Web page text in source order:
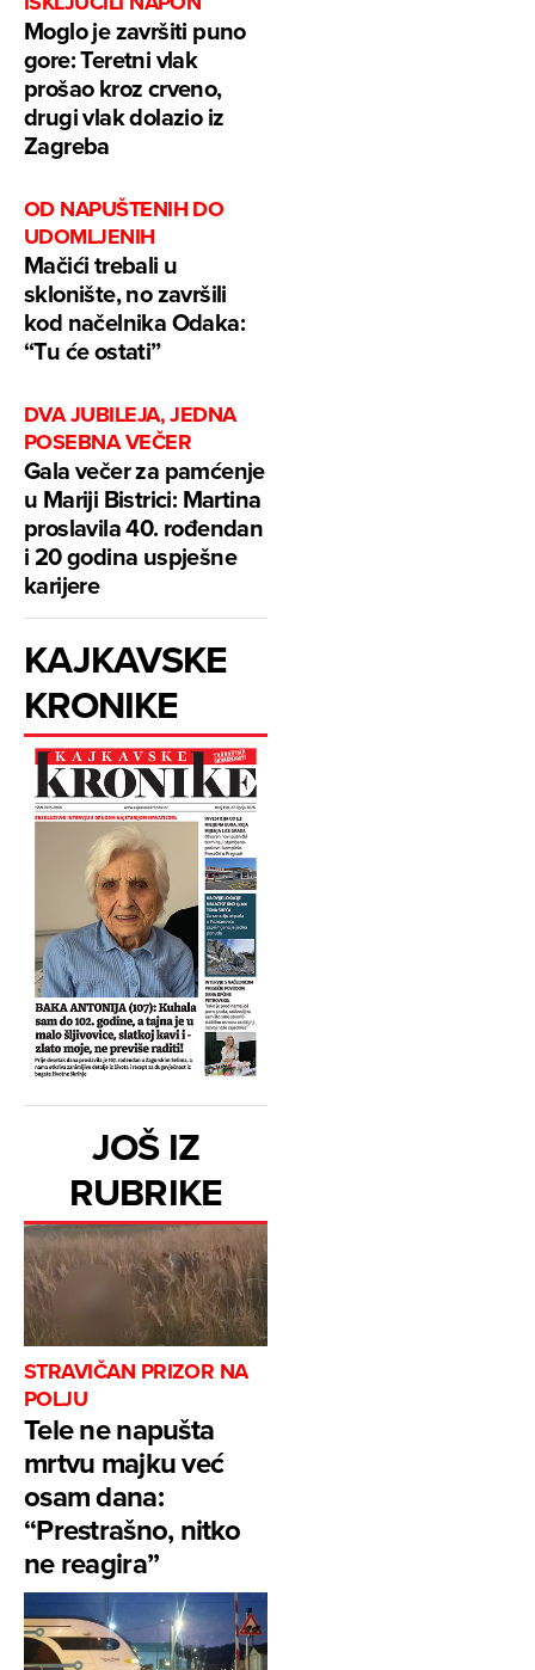
Moglo je završiti puno
gore: Teretni vlak
prošao kroz crveno,
drugi vlak dolazio iz
Zagreba
OD NAPUŠTENIH DO
UDOMLJENIH
Mačići trebali u
sklonište, no završili
kod načelnika Odaka:
“Tu će ostati”
DVA JUBILEJA, JEDNA
POSEBNA VEČER
Gala večer za pamćenje
u Mariji Bistrici: Martina
proslavila 40. rođendan
i 20 godina uspješne
karijere
KAJKAVSKE
KRONIKE
JOŠ IZ
RUBRIKE
STRAVIČAN PRIZOR NA
POLJU
Tele ne napušta
mrtvu majku već
osam dana:
“Prestrašno, nitko
ne reagira”